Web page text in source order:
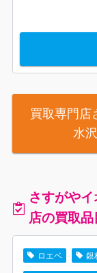
買取専門店
水
さすがや
店の買取品
ロエベ 銀